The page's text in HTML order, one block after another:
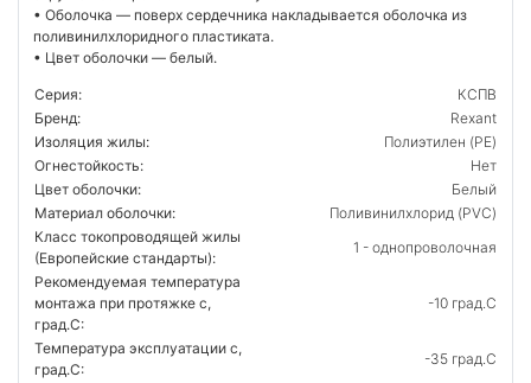
• Оболочка — поверх сердечника накладывается оболочка из
поливинилхлоридного пластиката.
• Цвет оболочки — белый.
Серия:
КСПВ
Бренд:
Rexant
Изоляция жилы:
Полиэтилен (PE)
Огнестойкость:
Нет
Цвет оболочки:
Белый
Материал оболочки:
Поливинилхлорид (PVC)
Класс токопроводящей жилы
(Европейские стандарты):
1 - однопроволочная
Рекомендуемая температура
монтажа при протяжке с,
град.C:
-10 град.C
Температура эксплуатации с,
град.C:
-35 град.C